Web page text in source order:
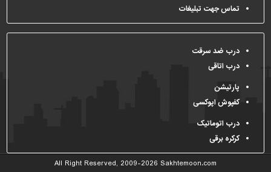
تماس جهت تبلیغات
درب ضد سرقت
درب اتاقی
پارتیشن
کفپوش اپوکسی
درب اتوماتیک
کرکره برقی
All Right Reserved, 2009-2026 Sakhtemoon.com